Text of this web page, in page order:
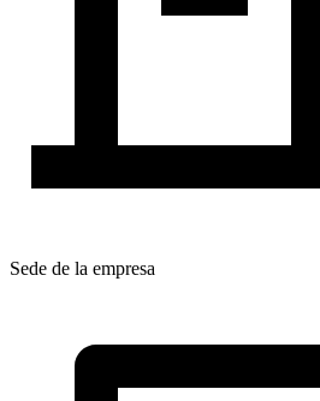
Sede de la empresa